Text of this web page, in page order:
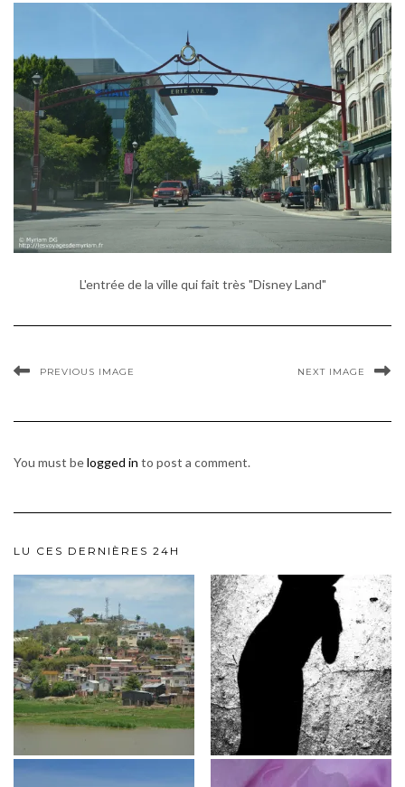
L'entrée de la ville qui fait très "Disney Land"
PREVIOUS IMAGE NEXT IMAGE
You must belogged in to post a comment.
LU CES DERNIÈRES 24H